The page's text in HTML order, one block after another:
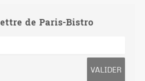
de Paris-Bistro